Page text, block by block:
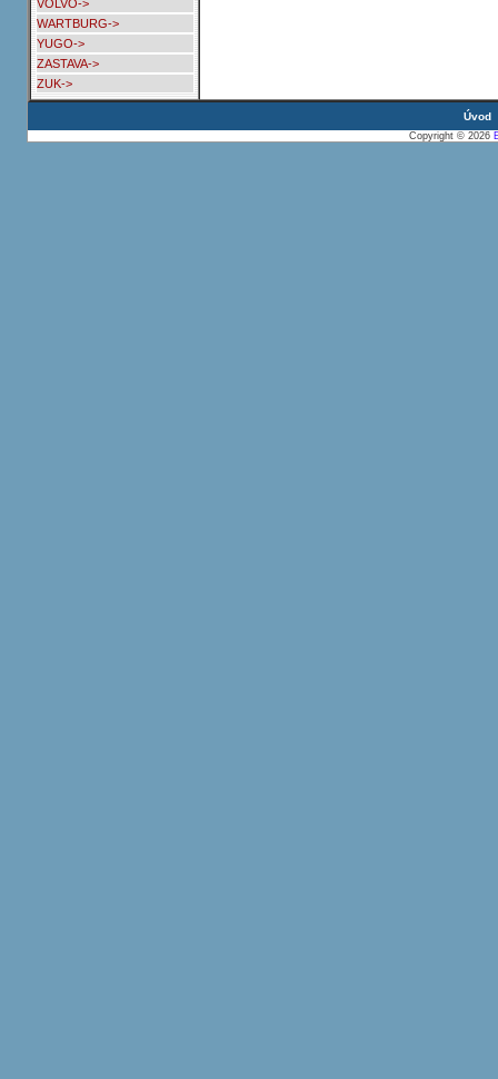
VOLVO->
WARTBURG->
YUGO->
ZASTAVA->
ZUK->
Úvod
Copyright © 2026